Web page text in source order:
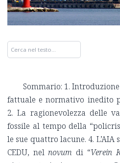
Sommario: 1.
fattuale e normativo inedito
2. La ragionevolezza delle
fossile al tempo della
le sue quattro lacune. 4. L’AIA
CEDU, nelnovum di “Verein